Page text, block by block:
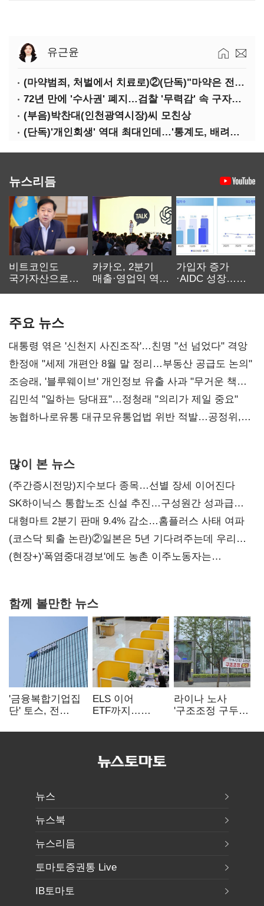
유근윤
(마약범죄, 처벌에서 치료로)②(단독)"마약은 전염병…여성 맞춤형 재활과정 개발 중"
72년 만에 '수사권' 폐지…검찰 '무력감' 속 구자현 사의
(부음)박찬대(인천광역시장)씨 모친상
(단독)'개인회생' 역대 최대인데…'통계도, 배려도' 없는 사법부
뉴스리듬
비트코인도
국가자산으로…'
카카오, 2분기
매출·영업익 역대
가입자 증가
·AIDC 성장…
주요 뉴스
대통령 엮은 '신천지 사진조작'…친명 "선 넘었다" 격앙
한정애 "세제 개편안 8월 말 정리…부동산 공급도 논의"
조승래, '블루웨이브' 개인정보 유출 사과 "무거운 책임
통감"
김민석 "일하는 당대표"…정청래 "의리가 제일 중요"
농협하나로유통 대규모유통업법 위반 적발…공정위,
많이 본 뉴스
(주간증시전망)지수보다 종목…선별 장세 이어진다
SK하이닉스 통합노조 신설 추진…구성원간 성과급
불만 확산
대형마트 2분기 판매 9.4% 감소…홈플러스 사태 여파
(코스닥 퇴출 논란)②일본은 5년 기다려주는데 우리는
당장 퇴출?…시간만으론 부족한 코스닥 구하기
(현장+)'폭염중대경보'에도 농촌 이주노동자는
함께 볼만한 뉴스
'금융복합기업집
단' 토스, 전
표준화
ELS 이어
ETF까지…
제동 걸린 은행
라이나 노사
'구조조정 구두
뉴스
뉴스북
뉴스리듬
토마토증권통 Live
IB토마토